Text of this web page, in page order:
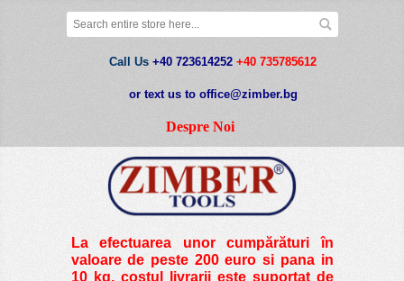
Call Us +40 723614252 +40 735785612
or text us to office@zimber.bg
Despre Noi
La efectuarea unor cumpărături în
valoare de peste200 euro si pana in
10 kg, costul livrarii este suportat de